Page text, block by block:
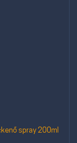
spray 200ml